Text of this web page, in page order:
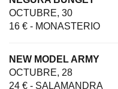
OCTUBRE, 30
16 € - MONASTERIO
NEW MODEL ARMY
OCTUBRE, 28
24 € - SALAMANDRA